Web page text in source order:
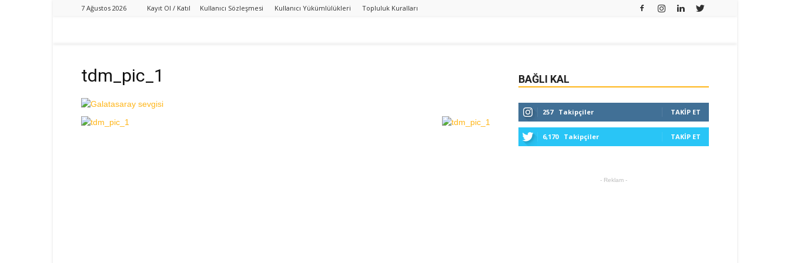
7 Ağustos 2026 Kayıt Ol / Katıl Kullanıcı Sözleşmesi Kullanıcı Yükümlülükleri Topluluk Kuralları
tdm_pic_1 BAĞLI KAL
257 Takipçiler TAKIP ET
6,170 Takipçiler TAKIP ET
- Reklam -